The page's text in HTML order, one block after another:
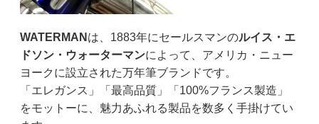
WATERMAN は、1883年にセールスマンのルイス・エ
ドソン・ウォーターマンによって、アメリカ・ニュー
ヨークに設立された万年筆ブランドです。
「エレガンス」「最高品質」「100%フランス製造」
をモットーに、魅力あふれる製品を数多く手掛けてい